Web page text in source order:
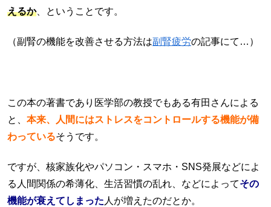
えるか、ということです。
（副腎の機能を改善させる方法は副腎疲労の記事にて…）
この本の著書であり医学部の教授でもある有田さんによる
と、 本来、人間にはストレスをコントロールする機能が備
わっているそうです。
ですが、核家族化やパソコン・スマホ・SNS発展などによ
る人間関係の希薄化、生活習慣の乱れ、などによってその
機能が衰えてしまった 人が増えたのだとか。